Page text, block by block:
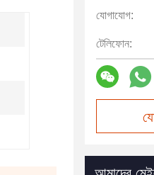
যোগাযোগ:
টেলিফোন: